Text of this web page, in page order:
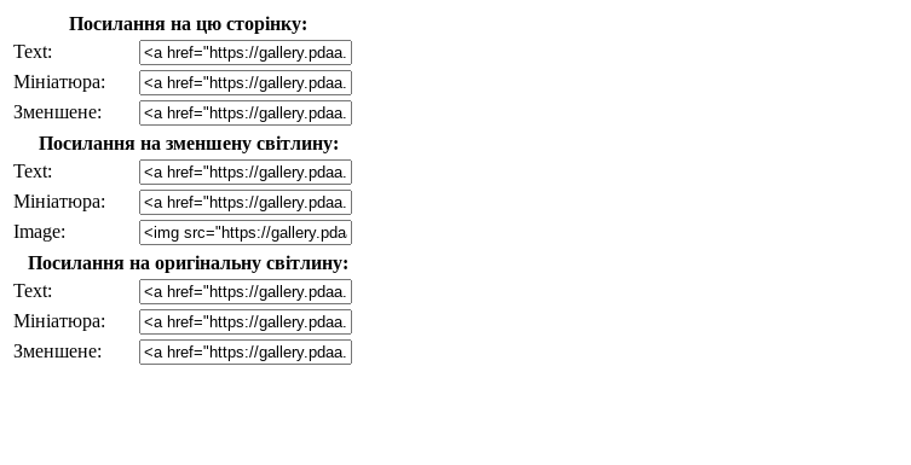
Посилання на цю сторінку:
Text:
Мініатюра:
Зменшене:
Посилання на зменшену світлину:
Text:
Мініатюра:
Image:
Посилання на оригінальну світлину:
Text:
Мініатюра:
Зменшене: